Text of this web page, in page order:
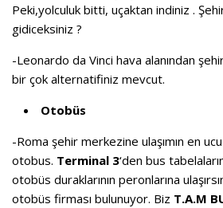
Peki,yolculuk bitti, uçaktan indiniz .
gidiceksiniz ?
-Leonardo da Vinci hava alanından
bir çok alternatifiniz mevcut.
Otobüs
-Roma şehir merkezine ulaşımın en
otobus. Terminal 3‘den bus
otobüs duraklarının peronlarına
otobüs firması bulunuyor. Biz T.A.M